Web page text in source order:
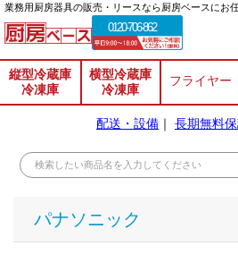
業務⽤厨房器具の販売・リースなら厨房ベースにお
0120-706-862
縦型冷蔵庫
冷凍庫
横型冷蔵庫
冷凍庫
フライヤー
配送・設備 ｜ 長期無料
パナソニック